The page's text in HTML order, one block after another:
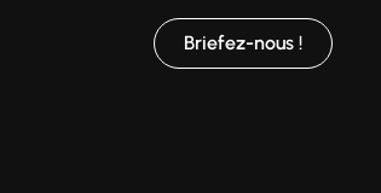
Briefez-nous !